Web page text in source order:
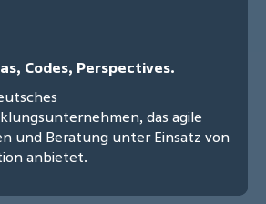
Codes, Perspectives.
das agile
und Beratung unter Einsatz von
anbietet.